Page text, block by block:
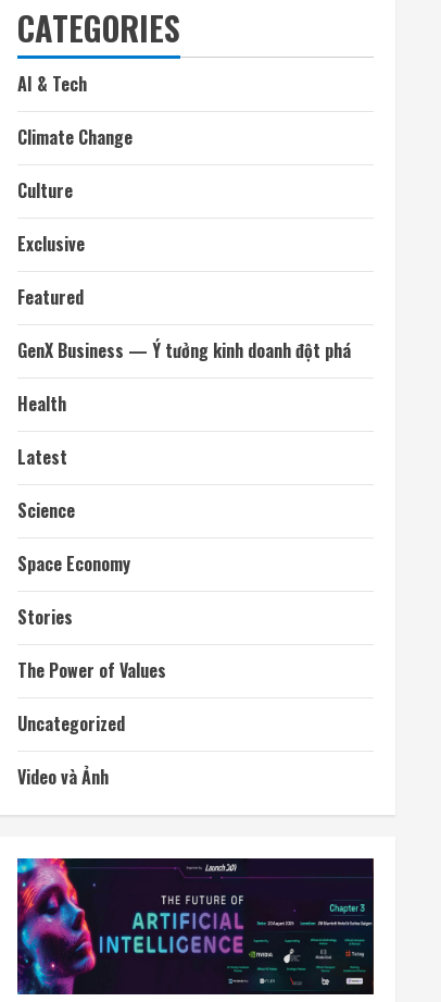
Tháng 1 2025
Tháng 12 2024
Tháng mười một 2024
Tháng 10 2024
Tháng 9 2024
Tháng 8 2024
Tháng 7 2024
CATEGORIES
AI & Tech
Climate Change
Culture
Exclusive
Featured
GenX Business — Ý tưởng kinh doanh đột phá
Health
Latest
Science